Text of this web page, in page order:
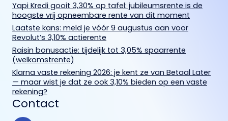
Yapi Kredi gooit 3,30% op tafel: jubileumsrente is de
hoogste vrij opneembare rente van dit moment
Laatste kans: meld je vóór 9 augustus aan voor
Revolut’s 3,10% actierente
Raisin bonusactie: tijdelijk tot 3,05% spaarrente
(welkomstrente)
Klarna vaste rekening 2026: je kent ze van Betaal Later
— maar wist je dat ze ook 3,10% bieden op een vaste
rekening?
Contact